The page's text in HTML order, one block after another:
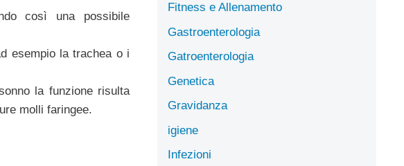
così una possibile
esempio la trachea o i
la funzione risulta
molli faringee.
Fitness e Allenamento
Gastroenterologia
Gatroenterologia
Genetica
Gravidanza
igiene
Infezioni